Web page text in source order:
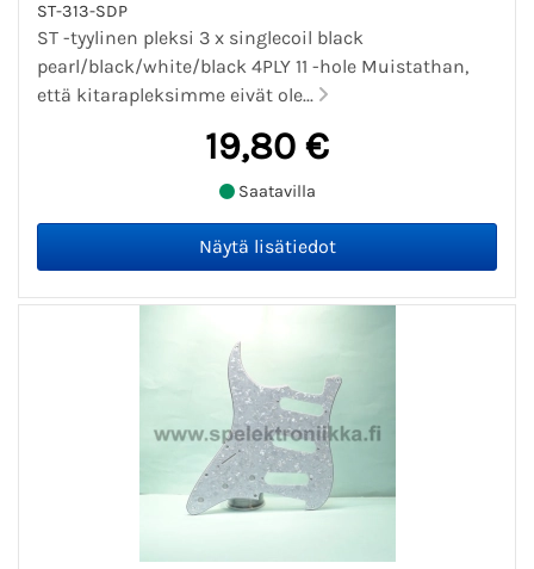
ST-313-SDP
ST -tyylinen pleksi 3 x singlecoil black
pearl/black/white/black 4PLY 11 -hole Muistathan,
että kitarapleksimme eivät ole...
19,80 €
Saatavilla